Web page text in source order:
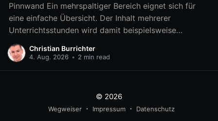
Pinnwand Ein mehrspaltiger Bereich eignet sich für
eine einfache Übersicht. Der Inhalt mehrerer
Unterrichtsstunden wird damit beispielsweise
übersichtlich verfügbar. Aber auch zahlreiche
Materialien für eine Arbeitsphase lassen sich damit
Christian Burrichter
4. Aug. 2026 • 2 min read
© 2026
Wegweiser Impressum Datenschutz